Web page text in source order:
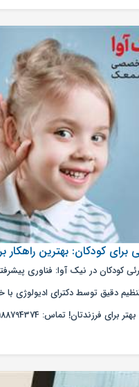
کودکان: بهترین راهکار
کودکان در نیک آوا: فناوری
دقیق توسط دکترای ادیولوژی
فرزندتان! تماس: 02188794374